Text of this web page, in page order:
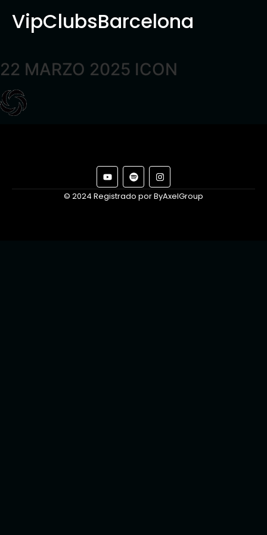
VipClubsBarcelona
22 MARZO 2025 ICON
© 2024 Registrado por ByAxelGroup